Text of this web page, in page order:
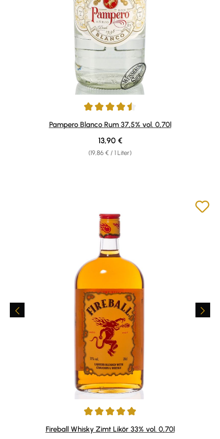
Durchschnittliche Bewertung von 4.5 von 5 Sternen
Pampero Blanco Rum 37,5% vol. 0,70l
(19,86 € / 1 Liter)
Regulärer Preis:
13,90 €
Durchschnittliche Bewertung von 4.9 von 5 Sternen
Fireball Whisky Zimt Likör 33% vol. 0,70l